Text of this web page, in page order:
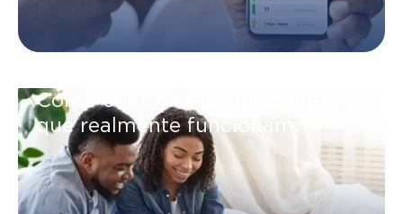
Como criar metas financeiras
que realmente funcionam